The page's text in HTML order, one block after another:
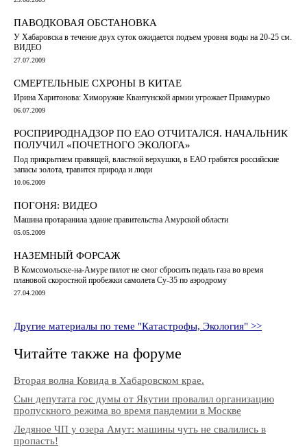
ПАВОДКОВАЯ ОБСТАНОВКА
У Хабаровска в течение двух суток ожидается подъем уровня воды на 20-25 см.
ВИДЕО
27.07.2009
СМЕРТЕЛЬНЫЕ СХРОНЫ В КИТАЕ
Ирина Харитонова: Химоружие Квантунской армии угрожает Приамурью
06.07.2009
РОСПРИРОДНАДЗОР ПО ЕАО ОТЧИТАЛСЯ. НАЧАЛЬНИК
ПОЛУЧИЛ «ПОЧЕТНОГО ЭКОЛОГА»
Под прикрытием правящей, властной верхушки, в ЕАО грабятся российские
запасы золота, травится природа и люди
10.06.2009
ПОГОНЯ: ВИДЕО
Машина протаранила здание правительства Амурской области
05.05.2009
НАЗЕМНЫЙ ФОРСАЖ
В Комсомольске-на-Амуре пилот не смог сбросить педаль газа во время
плановой скоростной пробежки самолета Су-35 по аэродрому
27.04.2009
Другие материалы по теме "Катастрофы, Экология" >>
Читайте также на форуме
Вторая волна Ковида в Хабаровском крае.
Сын депутата гос думы от Якутии провалил организацию
пропускного режима во время пандемии в Москве
Ледяное ЧП у озера Амут: машины чуть не свалились в
пропасть!